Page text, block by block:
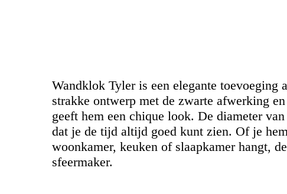
Wandklok Tyler is een elegante toevoeging
strakke ontwerp met de zwarte afwerking
geeft hem een chique look. De diameter
dat je de tijd altijd goed kunt zien. Of je
woonkamer, keuken of slaapkamer hangt,
sfeermaker.